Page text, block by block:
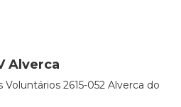
Alverca
2615-052 Alverca do